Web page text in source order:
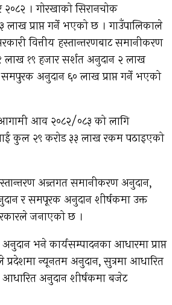
२०८२ । गोरखाको सिरानचोक
लाख प्राप्त गर्ने भएको छ । गाउँपालिकाले
वित्तीय हस्तान्तरणबाट समानीकरण
लाख १९ हजार सर्शत अनुदान २ लाख
अनुदान ६० लाख प्राप्त गर्ने भएको
आव २०८२/०८३ को लागि
कुल २९ करोड ३३ लाख रकम पठाइएको
अन्र्तगत समानीकरण अनुदान,
र समपूरक अनुदान शीर्षकमा उक्त
जनाएको छ ।
भने कार्यसम्पादनका आधारमा प्राप्त
प्रदेशमा न्यूनतम अनुदान, सुत्रमा आधारित
आधारित अनुदान शीर्षकमा बजेट